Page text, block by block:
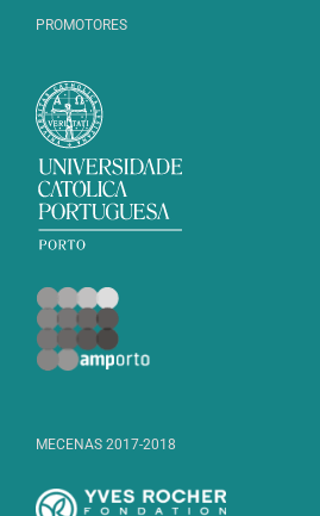
PROMOTORES
MECENAS 2017-2018